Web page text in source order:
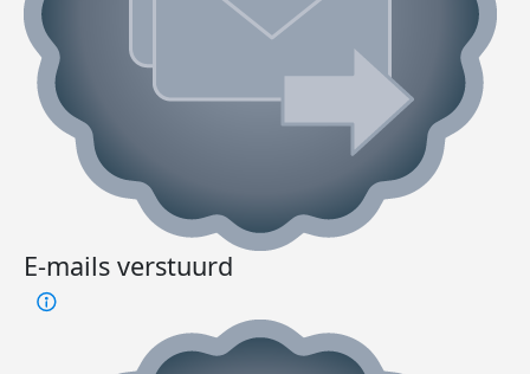
E-mails verstuurd